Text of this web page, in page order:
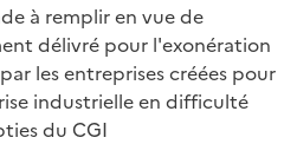
à remplir en vue de
délivré pour l'exonération
les entreprises créées pour
industrielle en difficulté
du CGI